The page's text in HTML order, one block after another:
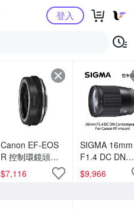
Yahoo購物中心登入
Canon EF-EOS
R 控制環鏡頭轉
接環 (公司貨)
$7,116
SIGMA 16mm
F1.4 DC DN
ASP-C 廣角定
鏡頭 For
$9,966